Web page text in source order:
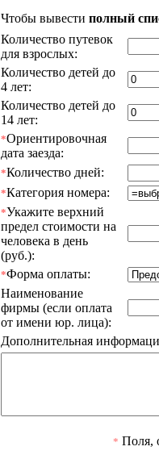
Чтобы вывести полный
Количество путевок
для взрослых:
Количество детей до
4 лет:
Количество детей до
14 лет:
*Ориентировочная
дата заезда:
*Количество дней:
*Категория номера:
*Укажите верхний
предел стоимости на
человека в день
(руб.):
*Форма оплаты:
Наименование
фирмы (если оплата
от имени юр. лица):
Дополнительная
* Поля,